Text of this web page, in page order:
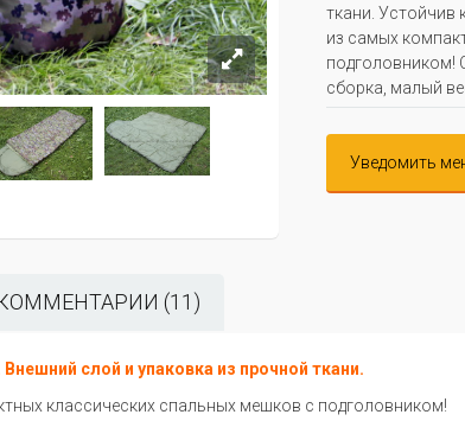
ткани. Устойчив
из самых
подголовником!
сборка, малый
Уведомить
(11)
слой и упаковка из прочной ткани.
классических спальных мешков с подголовником!